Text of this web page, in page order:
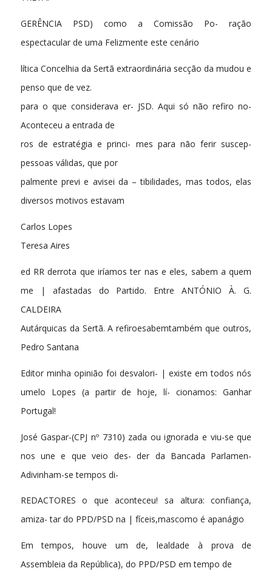
GERÊNCIA PSD) como a Comissão Po- ração
espectacular de uma Felizmente este cenário
lítica Concelhia da Sertã extraordinária secção da mudou e
penso que de vez.
para o que considerava er- JSD. Aqui só não refiro no-
Aconteceu a entrada de
ros de estratégia e princi- mes para não ferir suscep-
pessoas válidas, que por
palmente previ e avisei da – tibilidades, mas todos, elas
diversos motivos estavam
Carlos Lopes
Teresa Aires
ed RR derrota que iríamos ter nas e eles, sabem a quem
me | afastadas do Partido. Entre ANTÓNIO À. G.
CALDEIRA
Autárquicas da Sertã. A refiroesabemtambém que outros,
Pedro Santana
Editor minha opinião foi desvalori- | existe em todos nós
umelo Lopes (a partir de hoje, lí- cionamos: Ganhar
Portugal!
José Gaspar-(CPJ nº 7310) zada ou ignorada e viu-se que
nos une e que veio des- der da Bancada Parlamen-
Adivinham-se tempos di-
REDACTORES o que aconteceu! sa altura: confiança,
amiza- tar do PPD/PSD na | fíceis,mascomo é apanágio
Em tempos, houve um de, lealdade à prova de
Assembleia da República), do PPD/PSD em tempo de